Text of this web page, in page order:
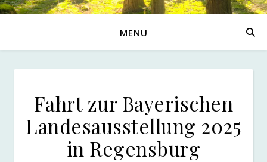
MENU
Fahrt zur Bayerischen
Landesausstellung 2025
in Regensburg